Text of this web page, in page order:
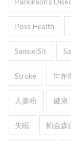
Poss Health
SamuelSit
Stroke 世界
人參粉 健康
失眠 帕金森